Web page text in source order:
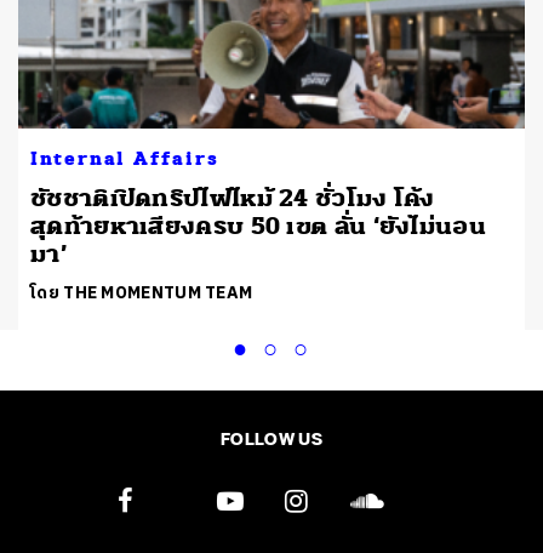
Internal Affairs
ชัชชาติเปิดทริปไฟไหม้ 24 ชั่วโมง โค้ง
สุดท้ายหาเสียงครบ 50 เขต ลั่น ‘ยังไม่นอน
มา’
โดย THE MOMENTUM TEAM
FOLLOW US